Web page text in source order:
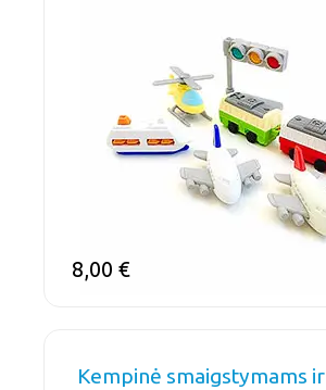
8,00 €
Kempinė smaigstymams ir